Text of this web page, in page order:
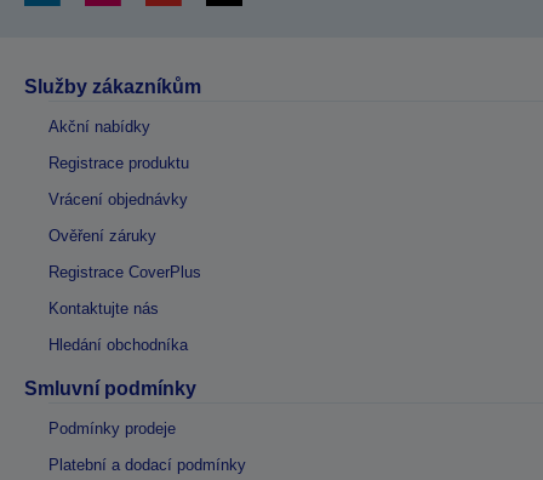
Služby zákazníkům
Akční nabídky
Registrace produktu
Vrácení objednávky
Ověření záruky
Registrace CoverPlus
Kontaktujte nás
Hledání obchodníka
Smluvní podmínky
Podmínky prodeje
Platební a dodací podmínky